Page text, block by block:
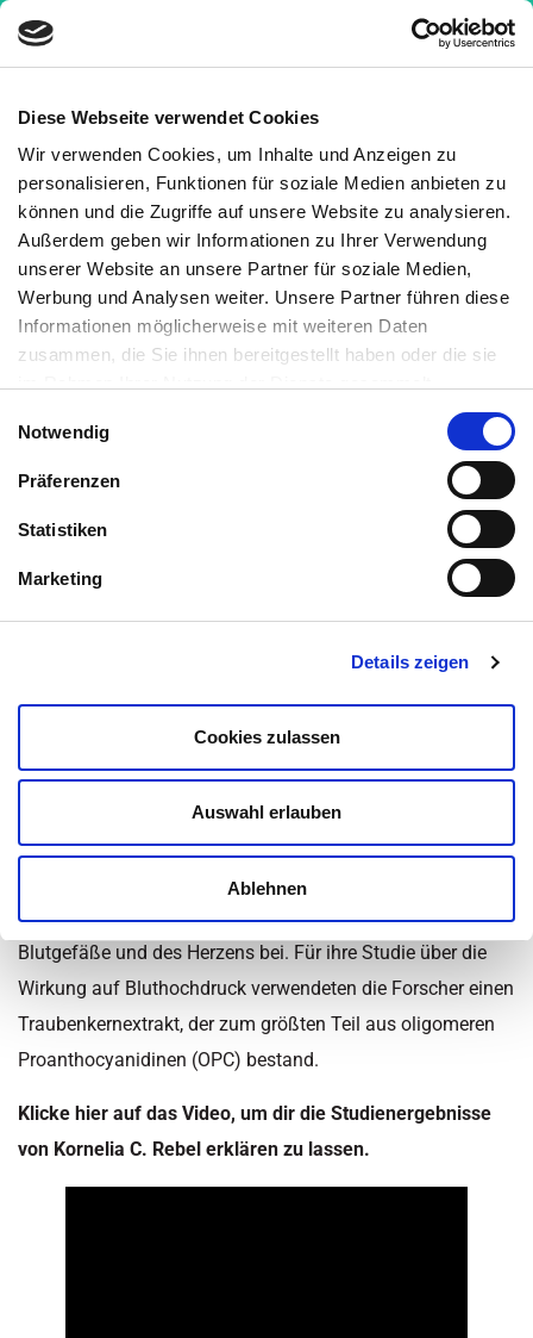
Diese Webseite verwendet Cookies
Wir verwenden Cookies, um Inhalte und Anzeigen zu
personalisieren, Funktionen für soziale Medien anbieten zu
können und die Zugriffe auf unsere Website zu analysieren.
Außerdem geben wir Informationen zu Ihrer Verwendung
unserer Website an unsere Partner für soziale Medien,
Werbung und Analysen weiter. Unsere Partner führen diese
Informationen möglicherweise mit weiteren Daten
zusammen, die Sie ihnen bereitgestellt haben oder die sie
haben. Sie können jederzeit die Cookie-Einstellungen
widerrufen oder ändern:
. Es befindet
sich auch ein Link in der Fußzeile zu den Einstellungen der
Cookies um diese jederzeit widerrufen oder ändern zu
können.
Notwendig
Präferenzen
Statistiken
Marketing
Details zeigen
Cookies zulassen
Auswahl erlauben
Ablehnen
Nachrichten »Traubenkernextrakt lindert
Bluthochdruck und Stress
Traubenkernextrakt lindert
Bluthochdruck und Stress
Medizinisch geprüft
Kategorie: Krankheiten,Nachrichten,Nähr- und Vitalstoffe,
Stress
Entspannt durch den Tag mit
OPC?
Herz-Kreislauf-Erkrankungen (CVD) stehen weltweit bei den
Todesursachen an erster Stelle. Bluthochdruck trägt
wesentlich zum Entstehen von Erkrankungen der
Blutgefäße und des Herzens bei. Für ihre Studie über die
Wirkung auf Bluthochdruck verwendeten die Forscher einen
Traubenkernextrakt, der zum größten Teil aus oligomeren
Proanthocyanidinen (OPC) bestand.
Klicke hier auf das Video, um dir die Studienergebnisse
von Kornelia C. Rebel erklären zu lassen.